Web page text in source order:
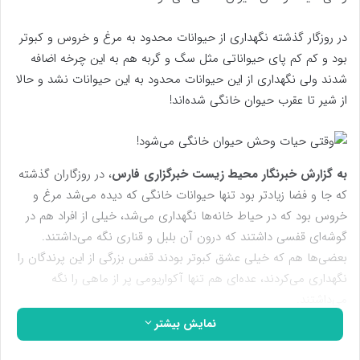
در روزگار گذشته نگهداری از حیوانات محدود به مرغ و خروس و کبوتر
بود و کم کم پای حیواناتی مثل سگ و گربه هم به این چرخه اضافه
شدند ولی نگهداری از این حیوانات محدود به این حیوانات نشد و حالا
از شیر تا عقرب حیوان خانگی شده‌اند!
به گزارش خبرنگار محیط زیست خبرگزاری فارس، در روزگاران گذشته
که جا و فضا زیادتر بود تنها حیوانات خانگی که دیده می‌شد مرغ و
خروس بود که در حیاط خانه‌‌ها نگهداری می‌شد، خیلی از افراد هم در
گوشه‌ای قفسی داشتند که درون آن بلبل و قناری نگه می‌داشتند.
بعضی‌ها هم که خیلی عشق کبوتر بودند قفس بزرگی از این پرندگان را
نگهداری می‌کردند، عده‌ای هم تنها آکواریومی پر از ماهی را نگه
کم‌کم پای سگ و گربه هم به خانه‌ها باز شد و گربه که روزی تنها در
نمایش بیشتر